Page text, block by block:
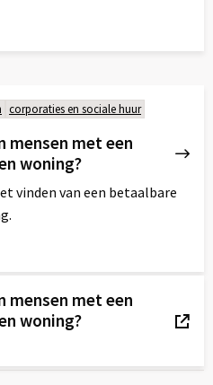
corporaties en sociale huur
mensen met een
woning?
vinden van een betaalbare
mensen met een
woning?